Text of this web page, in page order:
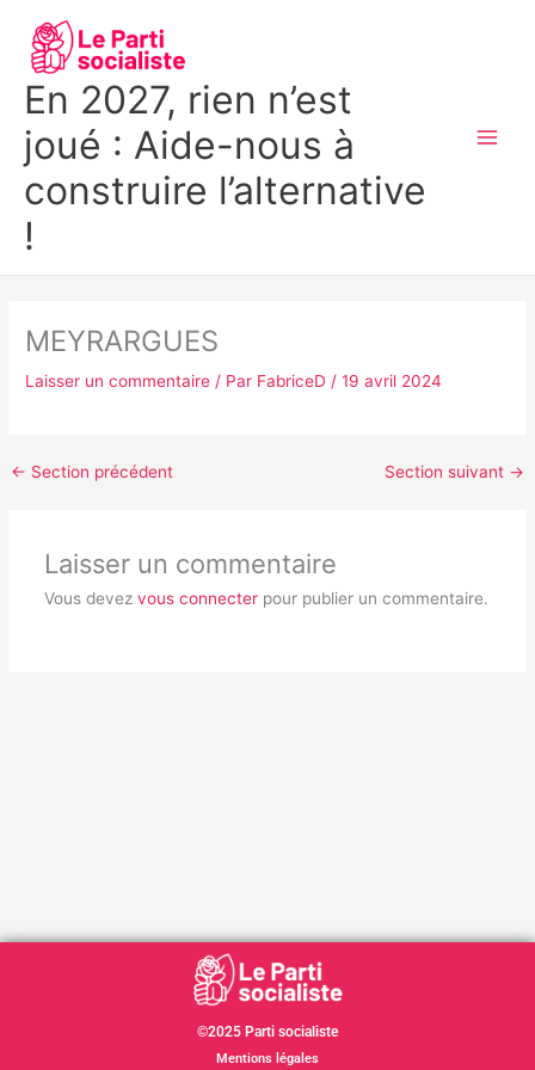
contenu
En 2027, rien n’est
joué : Aide-nous à
construire l’alternative
!
MEYRARGUES
Laisser un commentaire / Par FabriceD/19 avril 2024
← Section précédent Section suivant →
Laisser un commentaire
Vous devez vous connecterpour publier un commentaire.
©2025 Parti socialiste
Mentions légales